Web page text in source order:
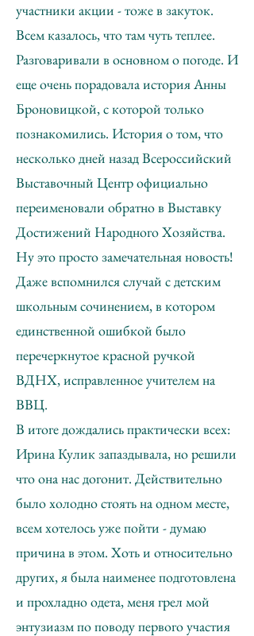
участники акции - тоже в закуток.
Всем казалось, что там чуть теплее.
Разговаривали в основном о погоде. И
еще очень порадовала история Анны
Броновицкой, с которой только
познакомились. История о том, что
несколько дней назад Всероссийский
Выставочный Центр официально
переименовали обратно в Выставку
Достижений Народного Хозяйства.
Ну это просто замечательная новость!
Даже вспомнился случай с детским
школьным сочинением, в котором
единственной ошибкой было
перечеркнутое красной ручкой
ВДНХ, исправленное учителем на
ВВЦ.
В итоге дождались практически всех:
Ирина Кулик запаздывала, но решили
что она нас догонит. Действительно
было холодно стоять на одном месте,
всем хотелось уже пойти - думаю
причина в этом. Хоть и относительно
других, я была наименее подготовлена
и прохладно одета, меня грел мой
энтузиазм по поводу первого участия